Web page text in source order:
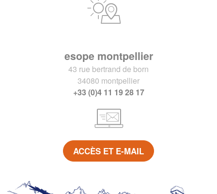
esope montpellier
43 rue bertrand de born
34080 montpellier
+33 (0)4 11 19 28 17
ACCÈS ET E-MAIL